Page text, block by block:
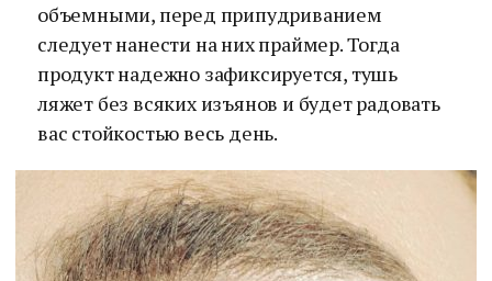
объемными, перед припудриванием
следует нанести на них праймер. Тогда
продукт надежно зафиксируется, тушь
ляжет без всяких изъянов и будет радовать
вас стойкостью весь день.